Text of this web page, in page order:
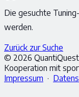
Die gesuchte
werden.
Zurück zur Suche
© 2026 QuantiQuest
Kooperation mit
Impressum ·